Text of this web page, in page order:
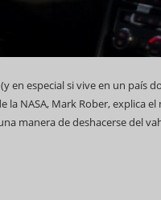
en especial si vive en un país
la NASA, Mark Rober, explica
manera de deshacerse del